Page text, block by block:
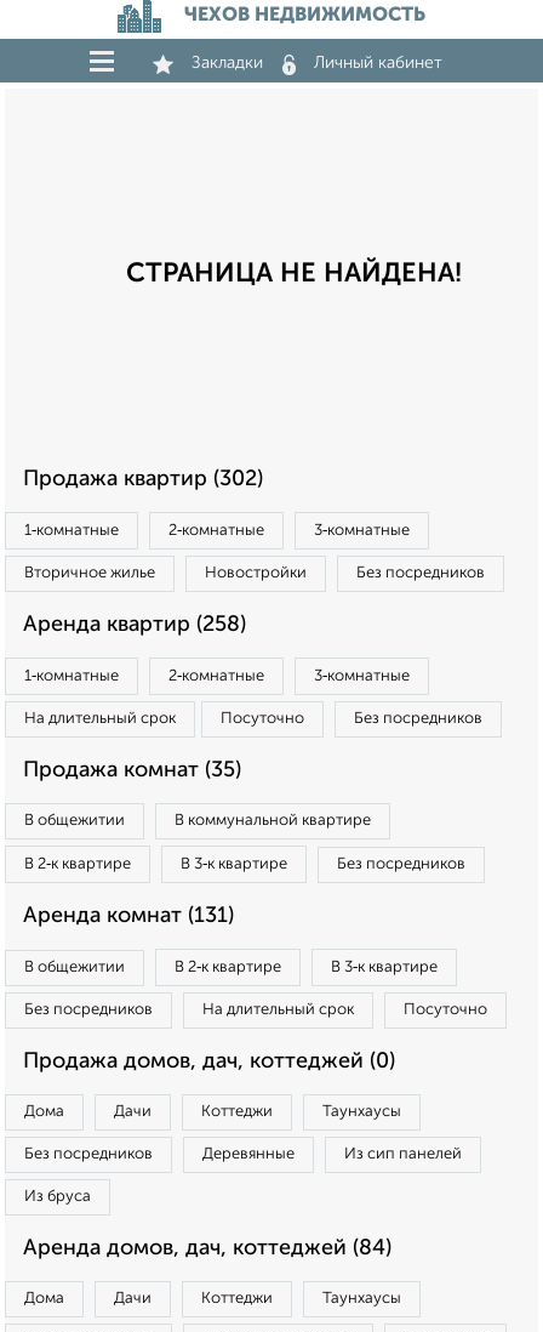
ЧЕХОВ НЕДВИЖИМОСТЬ
Закладки Личный кабинет
СТРАНИЦА НЕ НАЙДЕНА!
Продажа квартир (302)
1‑комнатные 2‑комнатные 3‑комнатные
Вторичное жилье Новостройки Без посредников
Аренда квартир (258)
1‑комнатные 2‑комнатные 3‑комнатные
На длительный срок Посуточно Без посредников
Продажа комнат (35)
В общежитии В коммунальной квартире
В 2‑к квартире В 3‑к квартире Без посредников
Аренда комнат (131)
В общежитии В 2‑к квартире В 3‑к квартире
Без посредников На длительный срок Посуточно
Продажа домов, дач, коттеджей (0)
Дома Дачи Коттеджи Таунхаусы
Без посредников Деревянные Из сип панелей
Из бруса
Аренда домов, дач, коттеджей (84)
Дома Дачи Коттеджи Таунхаусы